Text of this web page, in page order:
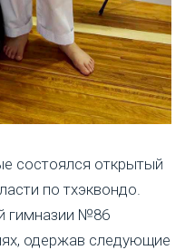
состоялся открытый
по тхэквондо.
гимназии №86
одержав следующие